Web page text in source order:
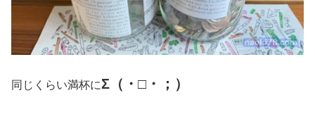
同じくらい満杯にΣ（・□・；）